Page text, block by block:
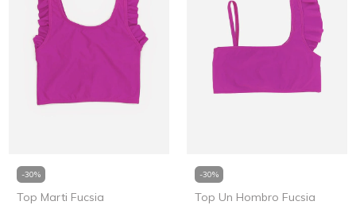
-30%
Top Marti Fucsia
-30%
Top Un Hombro Fucsia